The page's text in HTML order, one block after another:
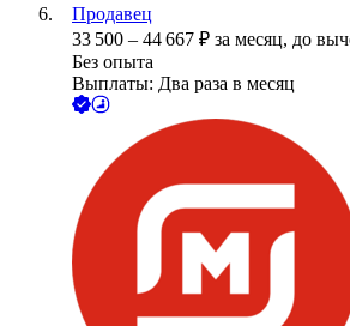
Продавец
33 500 – 44 667 ₽ за месяц, до
Без опыта
Выплаты: Два раза в месяц